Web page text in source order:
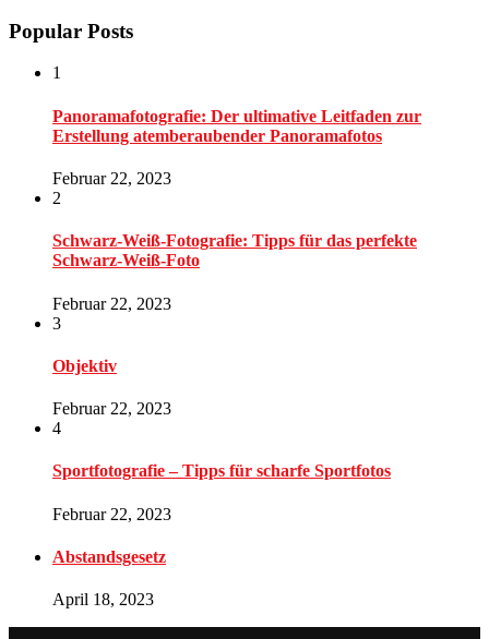
Popular Posts
1
Panoramafotografie: Der ultimative Leitfaden zur
Erstellung atemberaubender Panoramafotos
Februar 22, 2023
2
Schwarz-Weiß-Fotografie: Tipps für das perfekte
Schwarz-Weiß-Foto
Februar 22, 2023
3
Objektiv
Februar 22, 2023
4
Sportfotografie – Tipps für scharfe Sportfotos
Februar 22, 2023
Abstandsgesetz
April 18, 2023